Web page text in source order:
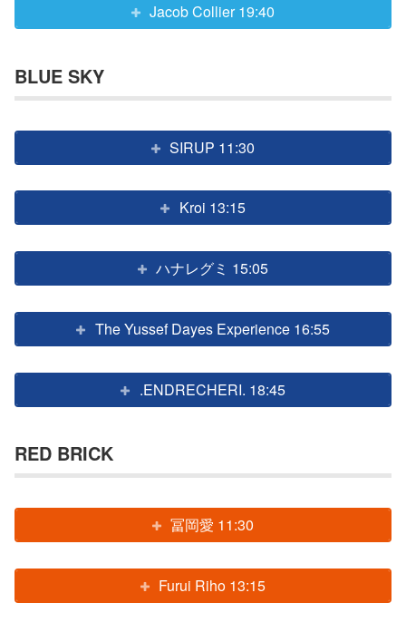
Jacob Collier 19:40
BLUE SKY
SIRUP 11:30
Kroi 13:15
ハナレグミ 15:05
The Yussef Dayes Experience 16:55
.ENDRECHERI. 18:45
RED BRICK
冨岡愛 11:30
Furui Riho 13:15